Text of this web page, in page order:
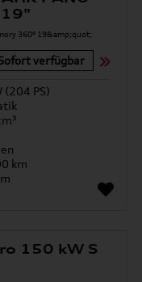
19"
verfügbar
(204 PS)
km
150 kW S